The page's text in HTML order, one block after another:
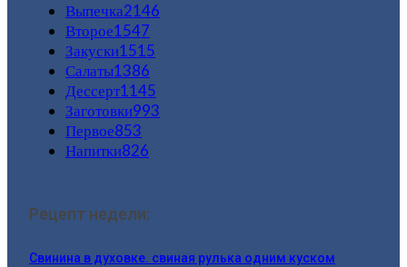
Выпечка2146
Второе1547
Закуски1515
Салаты1386
Дессерт1145
Заготовки993
Первое853
Напитки826
Рецепт недели:
Свинина в духовке. свиная рулька одним куском